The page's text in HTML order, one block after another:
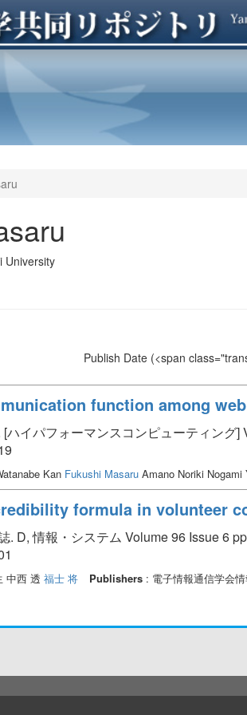
University
Publish Date (<span
function among
ハイパフォーマンスコンピューティング]
Kan Fukushi Masaru Amano Noriki Nogami
formula in volunteer
. D, 情報・システム Volume 96 Issue 6
中西 透 福士 将 Publishers : 電子情報通信学会